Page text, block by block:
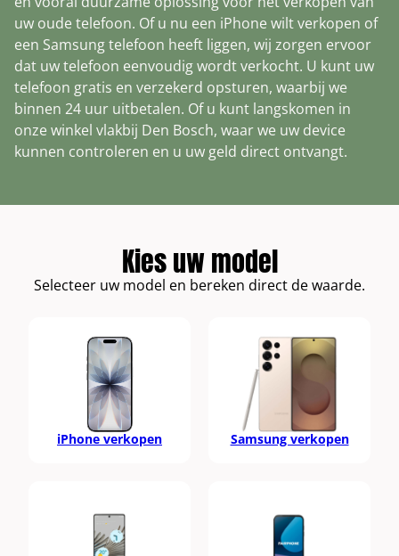
Toon alle modellen
Nothing Phone (2a)
Nothing Phone (2)
Toon alle modellen
Fairphone 4
Xbox Draadloze Controller Elite Series 2
Xbox Wireless Controller
uw oude telefoon. Of u nu een iPhone wilt verkopen of
een Samsung telefoon heeft liggen, wij zorgen ervoor
dat uw telefoon eenvoudig wordt verkocht. U kunt uw
telefoon gratis en verzekerd opsturen, waarbij we
binnen 24 uur uitbetalen. Of u kunt langskomen in
onze winkel vlakbij Den Bosch, waar we uw device
kunnen controleren en u uw geld direct ontvangt.
Kies uw model
Selecteer uw model en bereken direct de waarde.
iPhone verkopen Samsung verkopen